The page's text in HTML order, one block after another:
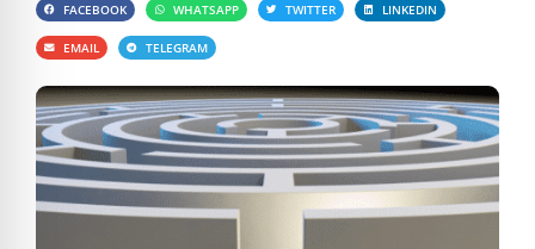
FACEBOOK WHATSAPP TWITTER LINKEDIN
EMAIL TELEGRAM